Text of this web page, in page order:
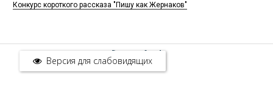
Конкурс короткого рассказа "Пишу как Жернаков"
rss - feed
Версия для слабовидящих